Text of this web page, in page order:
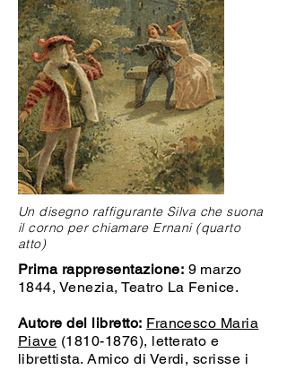
Un disegno raffigurante Silva che suona
il corno per chiamare Ernani (quarto
atto)
Prima rappresentazione: 9 marzo
1844, Venezia, Teatro La Fenice.
Autore del libretto: Francesco Maria
Piave (1810-1876), letterato e
librettista. Amico di Verdi, scrisse i